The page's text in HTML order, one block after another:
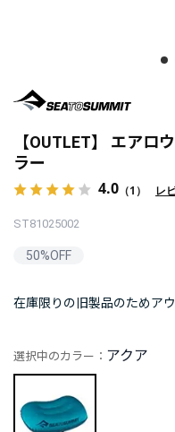
【OUTLET】 エアロ
ラー
4.0 （1） レ
ST81025002
50%OFF
在庫限りの旧製品のためア
選択中のカラー： アクア